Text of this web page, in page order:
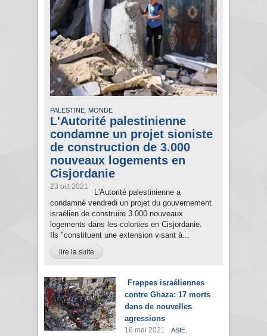
PALESTINE, MONDE
L'Autorité palestinienne
condamne un projet sioniste
de construction de 3.000
nouveaux logements en
Cisjordanie
23 oct 2021
L'Autorité palestinienne a
condamné vendredi un projet du gouvernement
israélien de construire 3.000 nouveaux
logements dans les colonies en Cisjordanie.
Ils "constituent une extension visant à...
lire la suite
Frappes israéliennes
contre Ghaza: 17 morts
dans de nouvelles
agressions
16 mai 2021 ASIE,